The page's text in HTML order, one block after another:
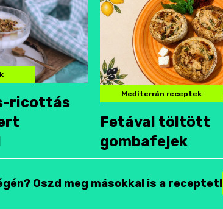
ricottás
Mediterrán receptek
Fetával töltött
gombafejek
Oszd meg másokkal is a receptet!